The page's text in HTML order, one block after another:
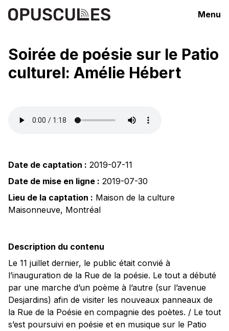
Menu
Soirée de poésie sur le Patio
culturel: Amélie Hébert
Date de captation : 2019-07-11
Date de mise en ligne : 2019-07-30
Lieu de la captation : Maison de la culture
Maisonneuve, Montréal
Description du contenu
Le 11 juillet dernier, le public était convié à
l’inauguration de la Rue de la poésie. Le tout a débuté
par une marche d’un poème à l’autre (sur l’avenue
Desjardins) afin de visiter les nouveaux panneaux de
la Rue de la Poésie en compagnie des poètes. / Le tout
s’est poursuivi en poésie et en musique sur le Patio